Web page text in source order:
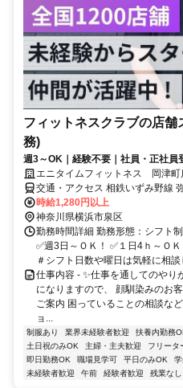
フィットネスクラブの店
務)
週3～OK｜経験不要｜社員・正社員
エニタイムフィットネス 岡津町
交通・アクセス 相鉄いずみ野線
時給1,280円以上
神奈川県横浜市泉区
勤務時間詳細 勤務形態：シフト
✅週3日～ＯＫ！ ✅１日4ｈ～Ｏ
＃シフト日数や曜日は気軽に相談
仕事内容 - ✨仕事を通してのやり
になりますので、 顔馴染みのお
ご案内 困っていることの相談な
ョ...
制服あり 業界未経験者歓迎 扶養内勤務
土日祝のみOK
主婦・主夫歓迎 フリータ
即日勤務OK
職場見学可 平日のみOK
未経験者歓迎
午前 経験者歓迎 残業なし